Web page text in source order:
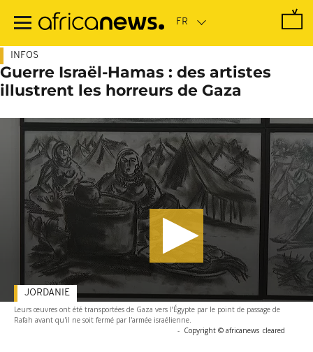
contenu
INFOS
Guerre Israël-Hamas : des artistes
illustrent les horreurs de Gaza
Leurs œuvres ont été transportées de Gaza vers l’Égypte par le point de passage de
Rafah avant qu'il ne soit fermé par l'armée israélienne.
- Copyright © africanews cleared
JORDANIE